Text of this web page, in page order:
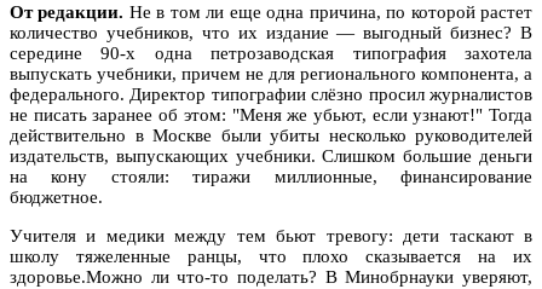
От редакции. Не в том ли еще одна причина, по которой растет
количество учебников, что их издание — выгодный бизнес? В
середине 90-х одна петрозаводская типография захотела
выпускать учебники, причем не для регионального компонента, а
федерального. Директор типографии слёзно просил журналистов
не писать заранее об этом: "Меня же убьют, если узнают!" Тогда
действительно в Москве были убиты несколько руководителей
издательств, выпускающих учебники. Слишком большие деньги
на кону стояли: тиражи миллионные, финансирование
бюджетное.
Учителя и медики между тем бьют тревогу: дети таскают в
школу тяжеленные ранцы, что плохо сказывается на их
здоровье.Можно ли что-то поделать? В Минобрнауки уверяют,